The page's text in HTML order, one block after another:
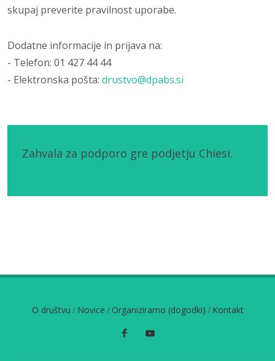
skupaj preverite pravilnost uporabe.
Dodatne informacije in prijava na:
- Telefon: 01 427 44 44
- Elektronska pošta: drustvo@dpabs.si
Zahvala za podporo gre podjetju Chiesi.
O društvu / Novice / Organiziramo (dogodki) / Kontakt